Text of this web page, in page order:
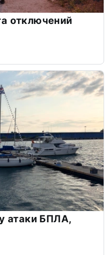
отключений
атаки БПЛА,